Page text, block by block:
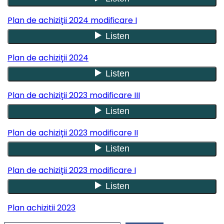
Plan de achiziții 2024 modificare I
Plan de achiziții 2024
Plan de achiziții 2023 modificare III
Plan de achiziții 2023 modificare II
Plan de achiziții 2023 modificare I
Plan achizitii 2023